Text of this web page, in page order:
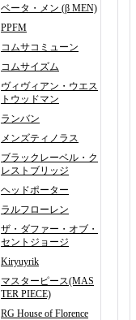
ベータ・メン (β MEN)
PPFM
コムサコミューン
コムサイズム
ヴィヴィアン・ウエス
トウッドマン
ランバン
メンズティノラス
ブラックレーベル・ク
レストブリッジ
ヘッドポーター
ラルフローレン
ザ・ダファー・オブ・
セントジョージ
Kiryuyrik
マスターピース(MAS
TER PIECE)
RG House of Florence